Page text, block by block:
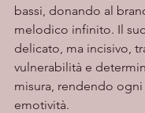
bassi, donando al
melodico infinito. Il
delicato, ma incisivo,
vulnerabilità e
misura, rendendo
emotività.